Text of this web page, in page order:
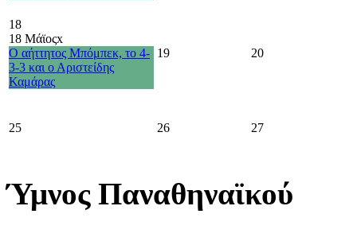
18
18 Μάϊοςx
Ο αήττητος Μπόμπεκ, το 4-
3-3 και ο Αριστείδης
Καμάρας
19 20
25 26 27
Ύμνος Παναθηναϊκού